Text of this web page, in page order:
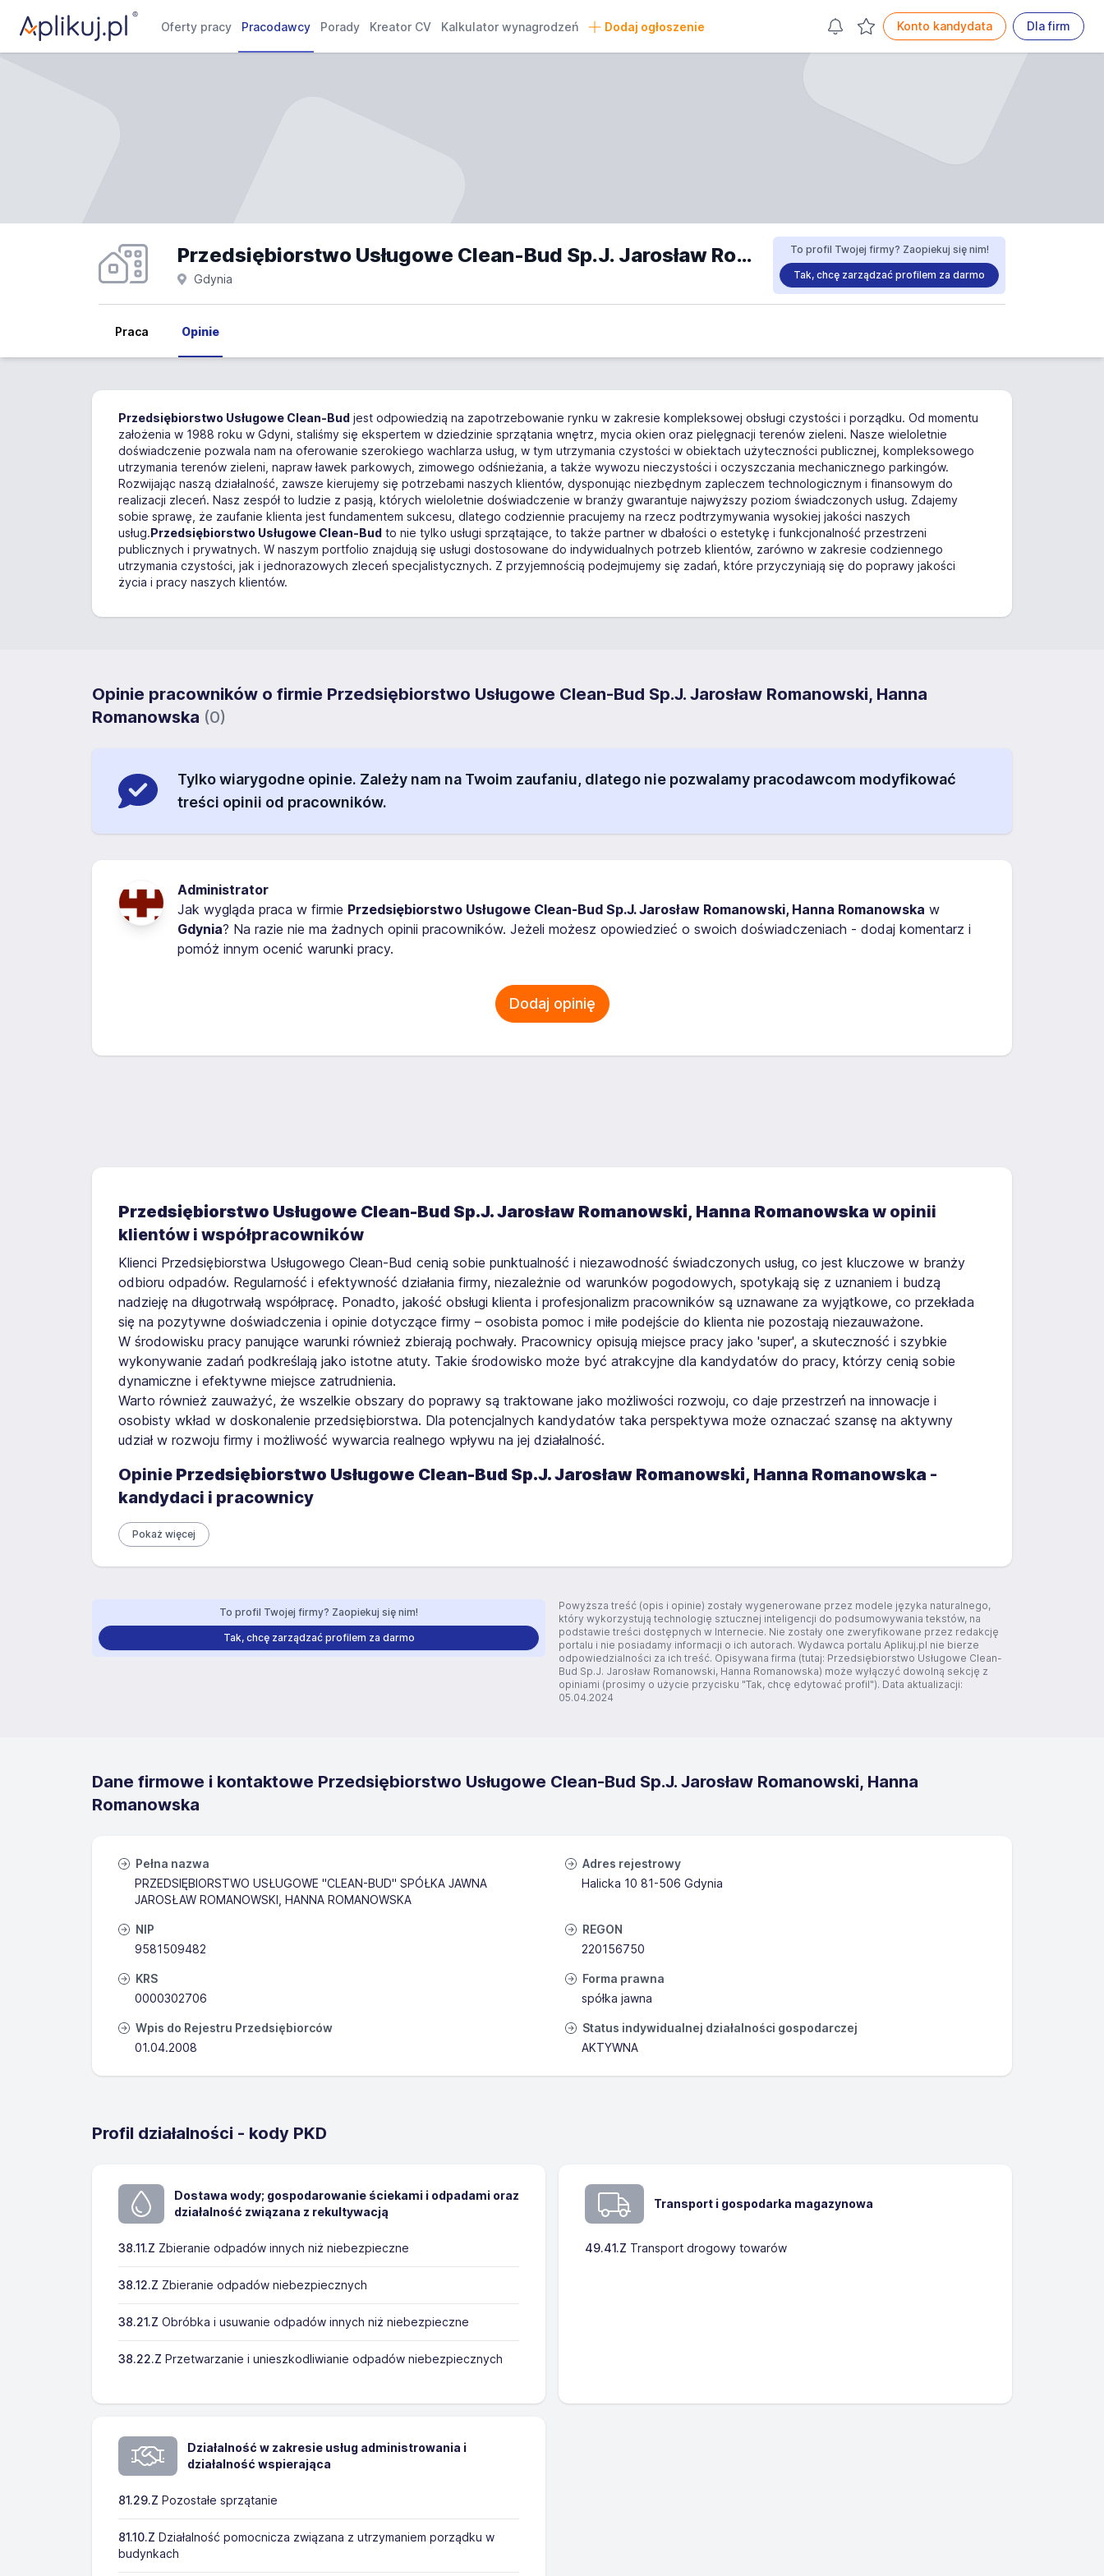
Oferty pracy Pracodawcy Porady Kreator CV Kalkulator wynagrodzeń Dodaj ogłoszenie Konto kandydata Dla firm
Przedsiębiorstwo Usługowe Clean-Bud Sp.J. Jarosław Romanowski, Hanna Romanowska opinie
Gdynia
To profil Twojej firmy? Zaopiekuj się nim!
Tak, chcę zarządzać profilem za darmo
Praca Opinie
Przedsiębiorstwo Usługowe Clean-Bud jest odpowiedzią na zapotrzebowanie rynku w zakresie kompleksowej obsługi czystości i porządku. Od momentu
założenia w 1988 roku w Gdyni, staliśmy się ekspertem w dziedzinie sprzątania wnętrz, mycia okien oraz pielęgnacji terenów zieleni. Nasze wieloletnie
doświadczenie pozwala nam na oferowanie szerokiego wachlarza usług, w tym utrzymania czystości w obiektach użyteczności publicznej, kompleksowego
utrzymania terenów zieleni, napraw ławek parkowych, zimowego odśnieżania, a także wywozu nieczystości i oczyszczania mechanicznego parkingów.
Rozwijając naszą działalność, zawsze kierujemy się potrzebami naszych klientów, dysponując niezbędnym zapleczem technologicznym i finansowym do
realizacji zleceń. Nasz zespół to ludzie z pasją, których wieloletnie doświadczenie w branży gwarantuje najwyższy poziom świadczonych usług. Zdajemy
sobie sprawę, że zaufanie klienta jest fundamentem sukcesu, dlatego codziennie pracujemy na rzecz podtrzymywania wysokiej jakości naszych
usług.Przedsiębiorstwo Usługowe Clean-Bud to nie tylko usługi sprzątające, to także partner w dbałości o estetykę i funkcjonalność przestrzeni
publicznych i prywatnych. W naszym portfolio znajdują się usługi dostosowane do indywidualnych potrzeb klientów, zarówno w zakresie codziennego
utrzymania czystości, jak i jednorazowych zleceń specjalistycznych. Z przyjemnością podejmujemy się zadań, które przyczyniają się do poprawy jakości
życia i pracy naszych klientów.
Opinie pracowników o firmie Przedsiębiorstwo Usługowe Clean-Bud Sp.J. Jarosław Romanowski, Hanna
Romanowska (0)
Tylko wiarygodne opinie. Zależy nam na Twoim zaufaniu, dlatego nie pozwalamy pracodawcom modyfikować
treści opinii od pracowników.
Administrator
Jak wygląda praca w firmie Przedsiębiorstwo Usługowe Clean-Bud Sp.J. Jarosław Romanowski, Hanna Romanowska w
Gdynia? Na razie nie ma żadnych opinii pracowników. Jeżeli możesz opowiedzieć o swoich doświadczeniach - dodaj komentarz i
pomóż innym ocenić warunki pracy.
Dodaj opinię
Przedsiębiorstwo Usługowe Clean-Bud Sp.J. Jarosław Romanowski, Hanna Romanowska w opinii
klientów i współpracowników
Klienci Przedsiębiorstwa Usługowego Clean-Bud cenią sobie punktualność i niezawodność świadczonych usług, co jest kluczowe w branży
odbioru odpadów. Regularność i efektywność działania firmy, niezależnie od warunków pogodowych, spotykają się z uznaniem i budzą
nadzieję na długotrwałą współpracę. Ponadto, jakość obsługi klienta i profesjonalizm pracowników są uznawane za wyjątkowe, co przekłada
się na pozytywne doświadczenia i opinie dotyczące firmy – osobista pomoc i miłe podejście do klienta nie pozostają niezauważone.
W środowisku pracy panujące warunki również zbierają pochwały. Pracownicy opisują miejsce pracy jako 'super', a skuteczność i szybkie
wykonywanie zadań podkreślają jako istotne atuty. Takie środowisko może być atrakcyjne dla kandydatów do pracy, którzy cenią sobie
dynamiczne i efektywne miejsce zatrudnienia.
Warto również zauważyć, że wszelkie obszary do poprawy są traktowane jako możliwości rozwoju, co daje przestrzeń na innowacje i
osobisty wkład w doskonalenie przedsiębiorstwa. Dla potencjalnych kandydatów taka perspektywa może oznaczać szansę na aktywny
udział w rozwoju firmy i możliwość wywarcia realnego wpływu na jej działalność.
Opinie Przedsiębiorstwo Usługowe Clean-Bud Sp.J. Jarosław Romanowski, Hanna Romanowska -
kandydaci i pracownicy
Pokaż więcej
To profil Twojej firmy? Zaopiekuj się nim!
Tak, chcę zarządzać profilem za darmo
Powyższa treść (opis i opinie) zostały wygenerowane przez modele języka naturalnego,
który wykorzystują technologię sztucznej inteligencji do podsumowywania tekstów, na
podstawie treści dostępnych w Internecie. Nie zostały one zweryfikowane przez redakcję
portalu i nie posiadamy informacji o ich autorach. Wydawca portalu Aplikuj.pl nie bierze
odpowiedzialności za ich treść. Opisywana firma (tutaj: Przedsiębiorstwo Usługowe Clean-
Bud Sp.J. Jarosław Romanowski, Hanna Romanowska) może wyłączyć dowolną sekcję z
opiniami (prosimy o użycie przycisku "Tak, chcę edytować profil"). Data aktualizacji:
05.04.2024
Dane firmowe i kontaktowe Przedsiębiorstwo Usługowe Clean-Bud Sp.J. Jarosław Romanowski, Hanna
Romanowska
Pełna nazwa
PRZEDSIĘBIORSTWO USŁUGOWE "CLEAN-BUD" SPÓŁKA JAWNA
JAROSŁAW ROMANOWSKI, HANNA ROMANOWSKA
Adres rejestrowy
Halicka 10 81-506 Gdynia
NIP
9581509482
REGON
220156750
KRS
0000302706
Forma prawna
spółka jawna
Wpis do Rejestru Przedsiębiorców
01.04.2008
Status indywidualnej działalności gospodarczej
AKTYWNA
Profil działalności - kody PKD
Dostawa wody; gospodarowanie ściekami i odpadami oraz
działalność związana z rekultywacją
38.11.Z Zbieranie odpadów innych niż niebezpieczne
38.12.Z Zbieranie odpadów niebezpiecznych
38.21.Z Obróbka i usuwanie odpadów innych niż niebezpieczne
38.22.Z Przetwarzanie i unieszkodliwianie odpadów niebezpiecznych
Transport i gospodarka magazynowa
49.41.Z Transport drogowy towarów
Działalność w zakresie usług administrowania i
działalność wspierająca
81.29.Z Pozostałe sprzątanie
81.10.Z Działalność pomocnicza związana z utrzymaniem porządku w
budynkach